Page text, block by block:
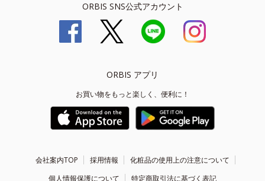
ORBIS SNS公式アカウント
ORBIS アプリ
お買い物をもっと楽しく、便利に！
会社案内TOP 採用情報
化粧品の使用上の注意について
個人情報保護について
特定商取引法に基づく表記